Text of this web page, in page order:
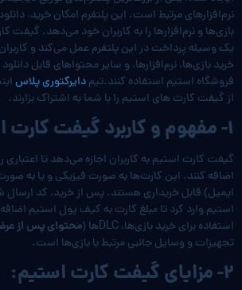
نرم‌افزارهای مرتبط است. این پلتفرم امکان خرید،
بازی‌ها و نرم‌افزارها را به کاربران خود می‌دهد. گیفت
یک وسیله پرداخت در این پلتفرم عمل می‌کند و کاربران
خرید بازی‌ها، نرم‌افزارها، و سایر محتواهای قابل
فروشگاه استیم استفاده کنند.تیمدایرکتوری پلاس
از گیفت کارت های استیم را با شما به اشتراک بزارند.
1- مفهوم و کاربرد گیفت کارت استیم:
گیفت کارت استیم به کاربران اجازه می‌دهد تا
اضافه کنند. این کارت‌ها به صورت فیزیکی و یا به
ایمیل) قابل خریداری هستند. پس از خرید، کد ارسال
استیم وارد کرد تا مبلغ کارت به کیف پول استیم
استفاده برای خرید بازی‌ها، DLCها (
محتوای پس از
تجهیزات و وسایل جانبی مرتبط با بازی‌ها است.
2- مزایای گیفت کارت استیم: